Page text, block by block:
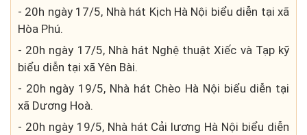
- 20h ngày 17/5, Nhà hát Kịch Hà Nội biểu diễn tại xã
Hòa Phú.
- 20h ngày 17/5, Nhà hát Nghệ thuật Xiếc và Tạp kỹ
biểu diễn tại xã Yên Bài.
- 20h ngày 19/5, Nhà hát Chèo Hà Nội biểu diễn tại
xã Dương Hoà.
- 20h ngày 19/5, Nhà hát Cải lương Hà Nội biểu diễn